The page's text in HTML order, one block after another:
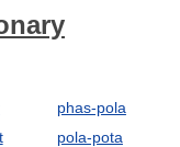
phas-pola
pola-pota